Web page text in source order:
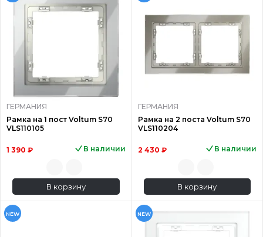
ГЕРМАНИЯ
Рамка на 1 пост Voltum S70
VLS110105
1 390 ₽ В наличии
В корзину
ГЕРМАНИЯ
Рамка на 2 поста Voltum S70
VLS110204
2 430 ₽ В наличии
В корзину
NEW NEW